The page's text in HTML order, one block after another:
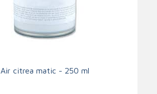
Air citrea matic - 250 ml